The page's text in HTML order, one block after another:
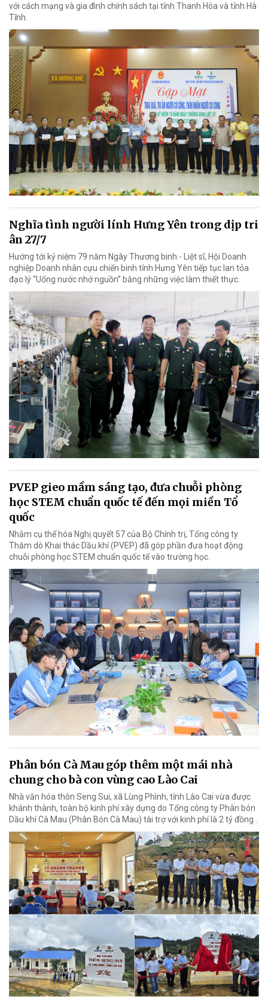
với cách mạng và gia đình chính sách tại tỉnh Thanh Hóa và tỉnh Hà
Tĩnh.
Nghĩa tình người lính Hưng Yên trong dịp tri
ân 27/7
Hướng tới kỷ niệm 79 năm Ngày Thương binh - Liệt sĩ, Hội Doanh
nghiệp Doanh nhân cựu chiến binh tỉnh Hưng Yên tiếp tục lan tỏa
đạo lý “Uống nước nhớ nguồn” bằng những việc làm thiết thực.
PVEP gieo mầm sáng tạo, đưa chuỗi phòng
học STEM chuẩn quốc tế đến mọi miền Tổ
quốc
Nhằm cụ thể hóa Nghị quyết 57 của Bộ Chính trị, Tổng công ty
Thăm dò Khai thác Dầu khí (PVEP) đã góp phần đưa hoạt động
chuỗi phòng học STEM chuẩn quốc tế vào trường học.
Phân bón Cà Mau góp thêm một mái nhà
chung cho bà con vùng cao Lào Cai
Nhà văn hóa thôn Seng Sui, xã Lùng Phình, tỉnh Lào Cai vừa được
khánh thành, toàn bộ kinh phí xây dựng do Tổng công ty Phân bón
Dầu khí Cà Mau (Phân Bón Cà Mau) tài trợ với kinh phí là 2 tỷ đồng .